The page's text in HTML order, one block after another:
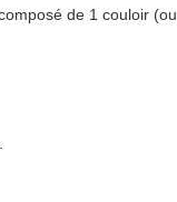
de 1 couloir (ou